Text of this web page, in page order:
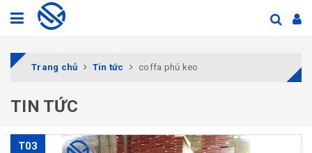
Trang chủ Tin tức coffa phủ keo
TIN TỨC
T03